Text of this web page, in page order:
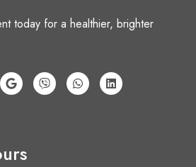
today for a healthier, brighter